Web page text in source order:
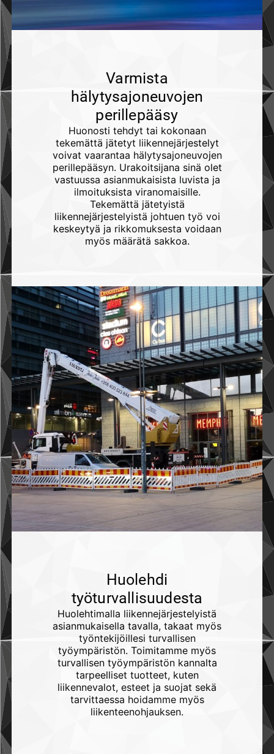
Varmista
hälytysajoneuvojen
perillepääsy
Huonosti tehdyt tai kokonaan
tekemättä jätetyt liikennejärjestelyt
voivat vaarantaa hälytysajoneuvojen
perillepääsyn. Urakoitsijana sinä olet
vastuussa asianmukaisista luvista ja
ilmoituksista viranomaisille.
Tekemättä jätetyistä
liikennejärjestelyistä johtuen työ voi
keskeytyä ja rikkomuksesta voidaan
myös määrätä sakkoa.
Huolehdi
työturvallisuudesta
Huolehtimalla liikennejärjestelyistä
asianmukaisella tavalla, takaat myös
työntekijöillesi turvallisen
työympäristön. Toimitamme myös
turvallisen työympäristön kannalta
tarpeelliset tuotteet, kuten
liikennevalot, esteet ja suojat sekä
tarvittaessa hoidamme myös
liikenteenohjauksen.